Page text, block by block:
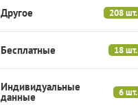
Другое 208 шт.
Бесплатные 18 шт.
Индивидуальные
данные 6 шт.